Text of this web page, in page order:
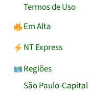
Termos de Uso
Em Alta
NT Express
Regiões
São Paulo-Capital